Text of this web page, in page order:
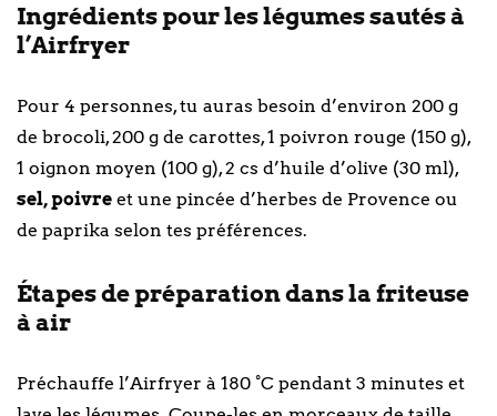
Ingrédients pour les légumes sautés à
l’Airfryer
Pour 4 personnes, tu auras besoin d’environ 200 g
de brocoli, 200 g de carottes, 1 poivron rouge (150 g),
1 oignon moyen (100 g), 2 cs d’huile d’olive (30 ml),
sel, poivre et une pincée d’herbes de Provence ou
de paprika selon tes préférences.
Étapes de préparation dans la friteuse
à air
Préchauffe l’Airfryer à 180 °C pendant 3 minutes et